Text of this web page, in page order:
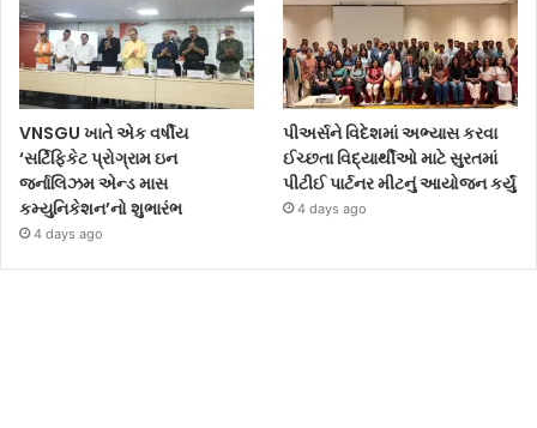
VNSGU ખાતે એક વર્ષીય
‘સર્ટિફિકેટ પ્રોગ્રામ ઇન
જર્નાલિઝમ એન્ડ માસ
કમ્યુનિકેશન’નો શુભારંભ
4 days ago
પીઅર્સને વિદેશમાં અભ્યાસ કરવા
ઈચ્છતા વિદ્યાર્થીઓ માટે સુરતમાં
પીટીઈ પાર્ટનર મીટનું આયોજન કર્યું
4 days ago